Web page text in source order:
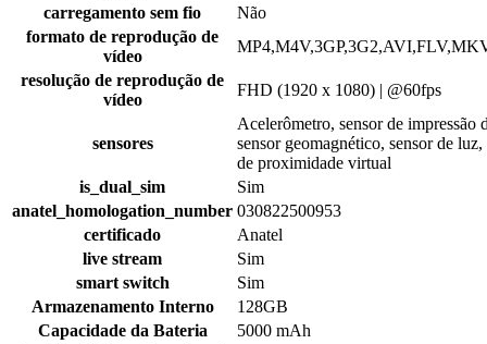
carregamento sem fio
Não
formato de reprodução de
vídeo
resolução de reprodução de
vídeo
FHD (1920 x 1080) | @60fps
sensores
Acelerômetro, sensor de impressão
sensor geomagnético, sensor de luz,
de proximidade virtual
is_dual_sim
Sim
anatel_homologation_number 030822500953
certificado
Anatel
live stream
Sim
smart switch
Sim
Armazenamento Interno
128GB
Capacidade da Bateria
5000 mAh